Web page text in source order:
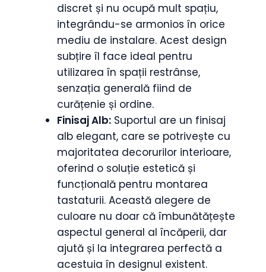
discret și nu ocupă mult spațiu,
integrându-se armonios în orice
mediu de instalare. Acest design
subțire îl face ideal pentru
utilizarea în spații restrânse,
senzația generală fiind de
curățenie și ordine.
Finisaj Alb: Suportul are un finisaj
alb elegant, care se potrivește cu
majoritatea decorurilor interioare,
oferind o soluție estetică și
funcțională pentru montarea
tastaturii. Această alegere de
culoare nu doar că îmbunătățește
aspectul general al încăperii, dar
ajută și la integrarea perfectă a
acestuia în designul existent.